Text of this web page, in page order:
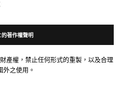
的著作權聲明
產權，禁止任何形式的重製，以及合理
外之使用。